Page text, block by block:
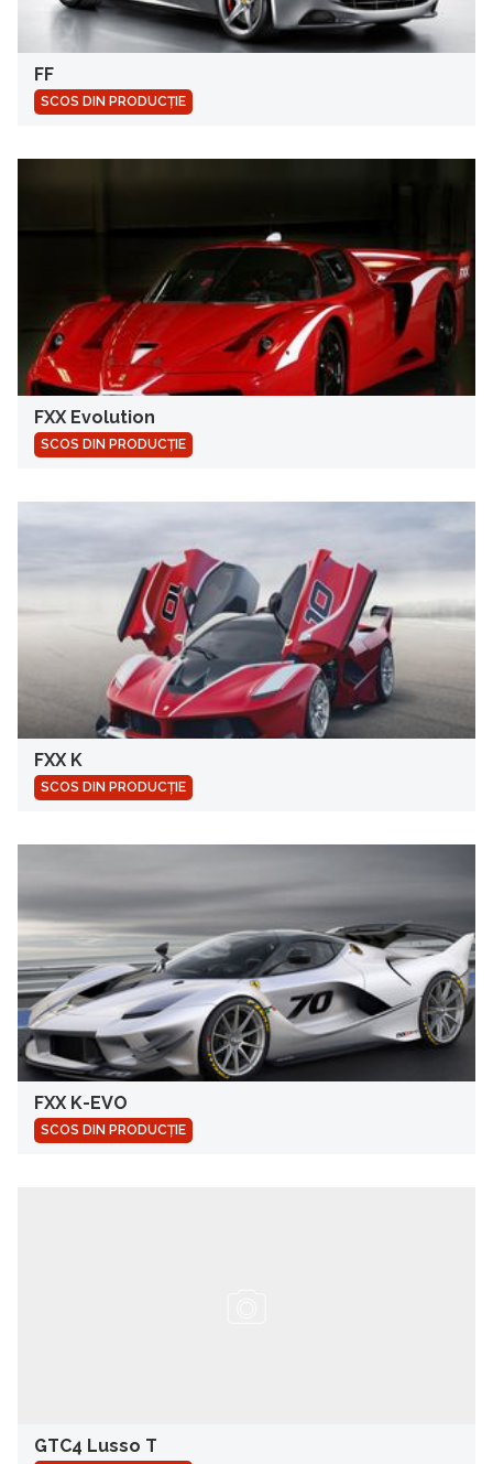
FF
SCOS DIN PRODUCȚIE
FXX Evolution
SCOS DIN PRODUCȚIE
FXX K
SCOS DIN PRODUCȚIE
FXX K-EVO
SCOS DIN PRODUCȚIE
GTC4 Lusso T